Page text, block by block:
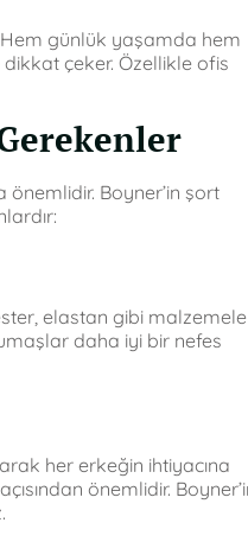
Hem günlük yaşamda hem
çeker. Özellikle ofis
Boyner’in şort
elastan gibi
daha iyi bir nefes
her erkeğin ihtiyacına
önemlidir.